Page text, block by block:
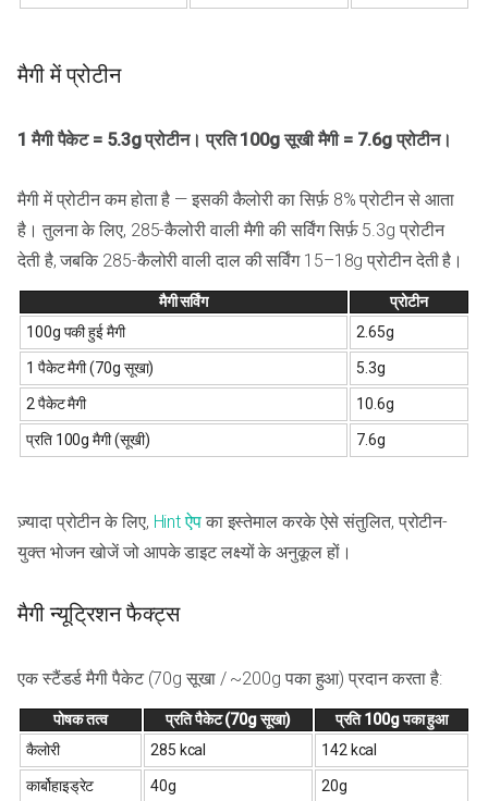
मैगी में प्रोटीन
1 मैगी पैकेट = 5.3g प्रोटीन। प्रति 100g सूखी मैगी = 7.6g प्रोटीन।
मैगी में प्रोटीन कम होता है — इसकी कैलोरी का सिर्फ़ 8% प्रोटीन से आता
है। तुलना के लिए, 285-कैलोरी वाली मैगी की सर्विंग सिर्फ़ 5.3g प्रोटीन
देती है, जबकि 285-कैलोरी वाली दाल की सर्विंग 15–18g प्रोटीन देती है।
मैगी सर्विंग
प्रोटीन
100g पकी हुई मैगी
2.65g
1 पैकेट मैगी (70g सूखा) 5.3g
2 पैकेट मैगी 10.6g
प्रति 100g मैगी (सूखी) 7.6g
ज़्यादा प्रोटीन के लिए, Hint ऐपका इस्तेमाल करके ऐसे संतुलित, प्रोटीन-
युक्त भोजन खोजें जो आपके डाइट लक्ष्यों के अनुकूल हों।
मैगी न्यूट्रिशन फैक्ट्स
एक स्टैंडर्ड मैगी पैकेट (70g सूखा / ~200g पका हुआ) प्रदान करता है:
पोषक तत्व प्रति पैकेट (70g सूखा)
प्रति 100g पका हुआ
कैलोरी
285 kcal 142 kcal
कार्बोहाइड्रेट 40g 20g